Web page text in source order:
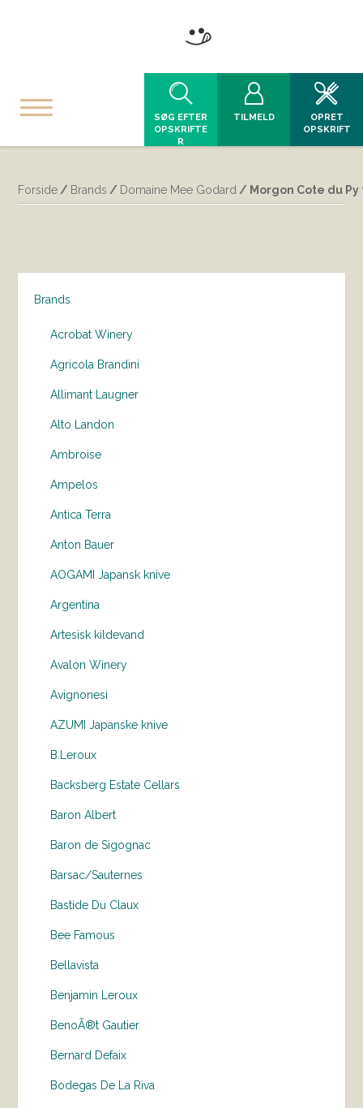
SØG EFTER
OPSKRIFTE
R
TILMELD
OPRET
OPSKRIFT
Forside / Brands / Domaine Mee Godard / Morgon Cote du
Brands
Acrobat Winery
Agricola Brandini
Allimant Laugner
Alto Landon
Ambroise
Ampelos
Antica Terra
Anton Bauer
AOGAMI Japansk knive
Argentina
Artesisk kildevand
Avalon Winery
Avignonesi
AZUMI Japanske knive
B.Leroux
Backsberg Estate Cellars
Baron Albert
Baron de Sigognac
Barsac/Sauternes
Bastide Du Claux
Bee Famous
Bellavista
Benjamin Leroux
BenoÃ®t Gautier
Bernard Defaix
Bodegas De La Riva